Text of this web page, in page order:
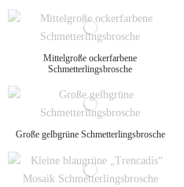
Mittelgroße ockerfarbene
Schmetterlingsbrosche
Große gelbgrüne Schmetterlingsbrosche